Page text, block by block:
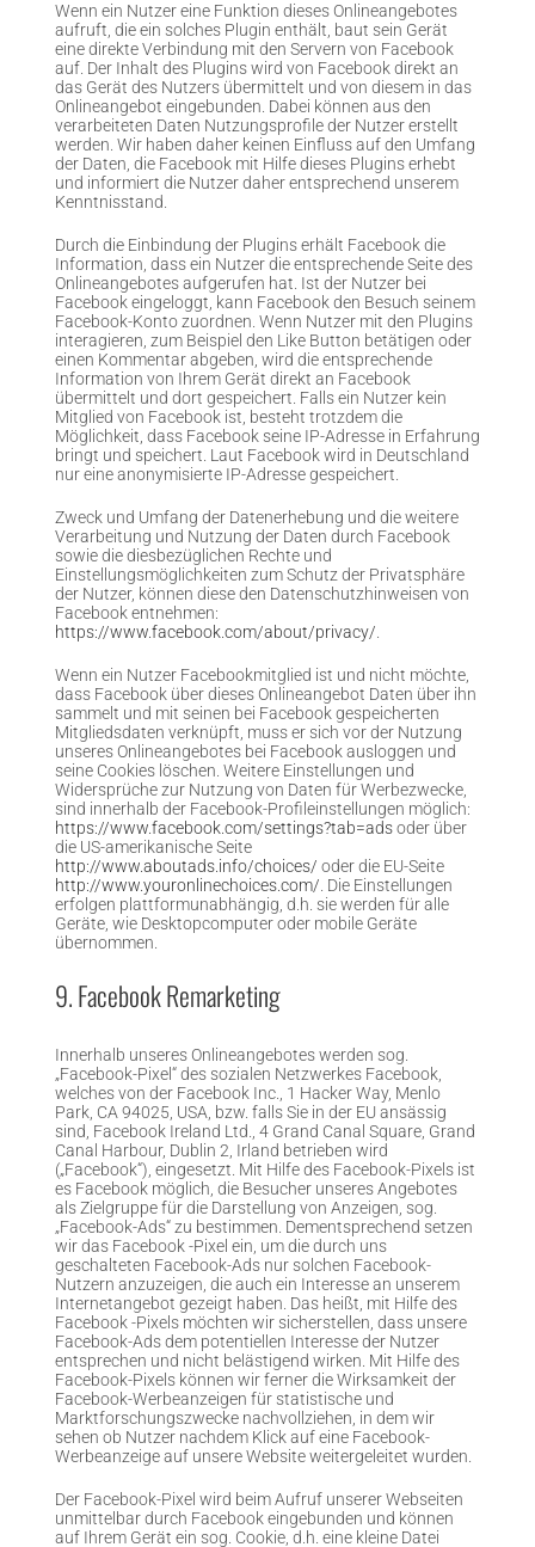
Wenn ein Nutzer eine Funktion dieses Onlineangebotes
aufruft, die ein solches Plugin enthält, baut sein Gerät
eine direkte Verbindung mit den Servern von Facebook
auf. Der Inhalt des Plugins wird von Facebook direkt an
das Gerät des Nutzers übermittelt und von diesem in das
Onlineangebot eingebunden. Dabei können aus den
verarbeiteten Daten Nutzungsprofile der Nutzer erstellt
werden. Wir haben daher keinen Einfluss auf den Umfang
der Daten, die Facebook mit Hilfe dieses Plugins erhebt
und informiert die Nutzer daher entsprechend unserem
Kenntnisstand.
Durch die Einbindung der Plugins erhält Facebook die
Information, dass ein Nutzer die entsprechende Seite des
Onlineangebotes aufgerufen hat. Ist der Nutzer bei
Facebook eingeloggt, kann Facebook den Besuch seinem
Facebook-Konto zuordnen. Wenn Nutzer mit den Plugins
interagieren, zum Beispiel den Like Button betätigen oder
einen Kommentar abgeben, wird die entsprechende
Information von Ihrem Gerät direkt an Facebook
übermittelt und dort gespeichert. Falls ein Nutzer kein
Mitglied von Facebook ist, besteht trotzdem die
Möglichkeit, dass Facebook seine IP-Adresse in Erfahrung
bringt und speichert. Laut Facebook wird in Deutschland
nur eine anonymisierte IP-Adresse gespeichert.
Zweck und Umfang der Datenerhebung und die weitere
Verarbeitung und Nutzung der Daten durch Facebook
sowie die diesbezüglichen Rechte und
Einstellungsmöglichkeiten zum Schutz der Privatsphäre
der Nutzer, können diese den Datenschutzhinweisen von
Facebook entnehmen:
https://www.facebook.com/about/privacy/.
Wenn ein Nutzer Facebookmitglied ist und nicht möchte,
dass Facebook über dieses Onlineangebot Daten über ihn
sammelt und mit seinen bei Facebook gespeicherten
Mitgliedsdaten verknüpft, muss er sich vor der Nutzung
unseres Onlineangebotes bei Facebook ausloggen und
seine Cookies löschen. Weitere Einstellungen und
Widersprüche zur Nutzung von Daten für Werbezwecke,
sind innerhalb der Facebook-Profileinstellungen möglich:
https://www.facebook.com/settings?tab=adsoder über
die US-amerikanische Seite
http://www.aboutads.info/choices/ oder die EU-Seite
http://www.youronlinechoices.com/. Die Einstellungen
erfolgen plattformunabhängig, d.h. sie werden für alle
Geräte, wie Desktopcomputer oder mobile Geräte
übernommen.
9. Facebook Remarketing
Innerhalb unseres Onlineangebotes werden sog.
„Facebook-Pixel“ des sozialen Netzwerkes Facebook,
welches von der Facebook Inc., 1 Hacker Way, Menlo
Park, CA 94025, USA, bzw. falls Sie in der EU ansässig
sind, Facebook Ireland Ltd., 4 Grand Canal Square, Grand
Canal Harbour, Dublin 2, Irland betrieben wird
(„Facebook“), eingesetzt. Mit Hilfe des Facebook-Pixels ist
es Facebook möglich, die Besucher unseres Angebotes
als Zielgruppe für die Darstellung von Anzeigen, sog.
„Facebook-Ads“ zu bestimmen. Dementsprechend setzen
wir das Facebook -Pixel ein, um die durch uns
geschalteten Facebook-Ads nur solchen Facebook-
Nutzern anzuzeigen, die auch ein Interesse an unserem
Internetangebot gezeigt haben. Das heißt, mit Hilfe des
Facebook -Pixels möchten wir sicherstellen, dass unsere
Facebook-Ads dem potentiellen Interesse der Nutzer
entsprechen und nicht belästigend wirken. Mit Hilfe des
Facebook-Pixels können wir ferner die Wirksamkeit der
Facebook-Werbeanzeigen für statistische und
Marktforschungszwecke nachvollziehen, in dem wir
sehen ob Nutzer nachdem Klick auf eine Facebook-
Werbeanzeige auf unsere Website weitergeleitet wurden.
Der Facebook-Pixel wird beim Aufruf unserer Webseiten
unmittelbar durch Facebook eingebunden und können
auf Ihrem Gerät ein sog. Cookie, d.h. eine kleine Datei